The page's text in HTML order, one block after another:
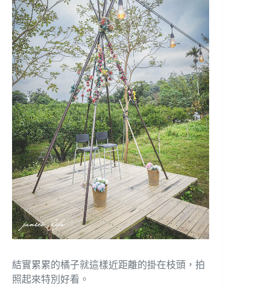
結實累累的橘子就這樣近距離的掛在枝頭，拍
照起來特別好看。